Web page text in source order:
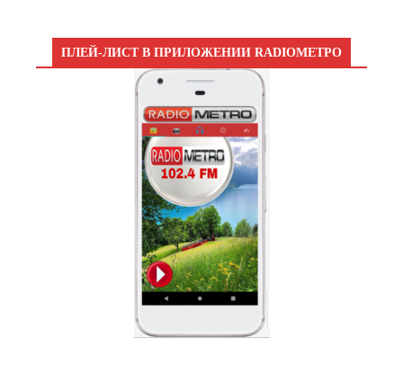
ПЛЕЙ-ЛИСТ В ПРИЛОЖЕНИИ RADIOМЕТРО